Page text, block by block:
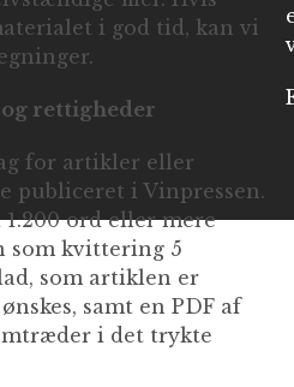
i god tid, kan vi
rettigheder
for artikler eller
publiceret i Vinpressen.
ord eller mere
som kvittering 5
som artiklen er
samt en PDF af
i det trykte